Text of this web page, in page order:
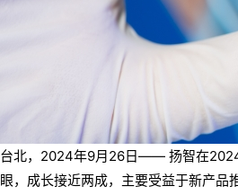
台北，2024年9月26日—— 扬智在
眼，成长接近两成，主要受益于新产品